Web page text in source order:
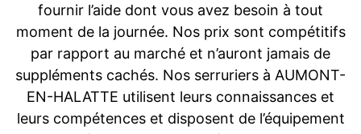
fournir l’aide dont vous avez besoin à tout
moment de la journée. Nos prix sont compétitifs
par rapport au marché et n’auront jamais de
suppléments cachés. Nos serruriers à AUMONT-
EN-HALATTE utilisent leurs connaissances et
leurs compétences et disposent de l’équipement